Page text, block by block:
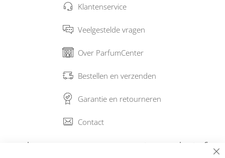
Klantenservice
Veelgestelde vragen
Over ParfumCenter
Bestellen en verzenden
Garantie en retourneren
Contact
Abonneer op onze nieuwsbrief